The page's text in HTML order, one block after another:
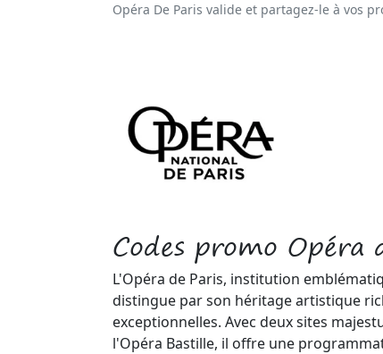
Opéra De Paris valide et partagez-le à vos
Codes promo Opéra
L'Opéra de Paris, institution
distingue par son héritage artistique
exceptionnelles. Avec deux sites
l'Opéra Bastille, il offre une